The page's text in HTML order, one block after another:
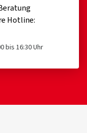
Hotline:
bis 16:30 Uhr